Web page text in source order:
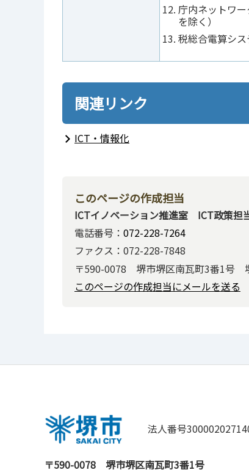
庁内ネットワ
を除く）
税総合電算シ
関連リンク
ICT・情報化
このページの作成担当
ICTイノベーション推進室 ICT政策担
電話番号： 072-228-7264
ファクス：072-228-7848
〒590-0078 堺市堺区南瓦町3番1号
このページの作成担当にメールを送る
法人番号
〒590-0078 堺市堺区南瓦町3番1号